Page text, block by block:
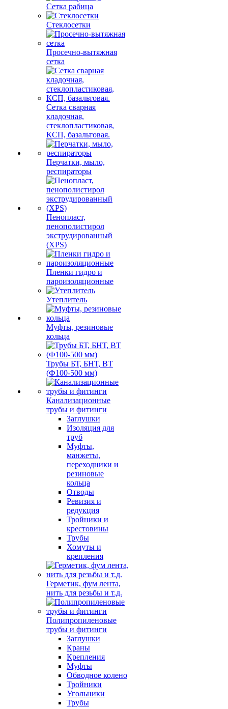
Сетка рабица
Стеклосетки
Просечно-вытяжная
сетка
Сетка сварная
кладочная,
стеклопластиковая,
КСП, базальтовая.
Перчатки, мыло,
респираторы
Пенопласт,
пенополистирол
экструдированный
(XPS)
Пленки гидро и
пароизоляционные
Утеплитель
Муфты, резиновые
кольца
Трубы БТ, БНТ, ВТ
(Ф100-500 мм)
Канализационные
трубы и фитинги
Заглушки
Изоляция для
труб
Муфты,
манжеты,
переходники и
резиновые
кольца
Отводы
Ревизия и
редукция
Тройники и
крестовины
Трубы
Хомуты и
крепления
Герметик, фум лента,
нить для резьбы и т.д.
Полипропиленовые
трубы и фитинги
Заглушки
Краны
Крепления
Муфты
Обводное колено
Тройники
Угольники
Трубы